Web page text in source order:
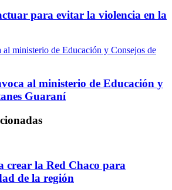
para evitar la violencia en la
ministerio de Educación y Consejos de
al ministerio de Educación y
Guaraní
crear la Red Chaco para
de la región